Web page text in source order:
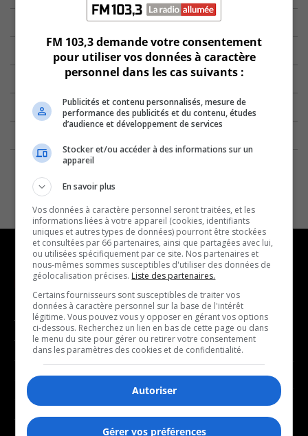
NOUVELLES
- Affaires municipales
- Communauté / Social
- Culture
- Économie
- Éducation
- Environnement
MUSIQUE
- Décompte franco
- Joué récemment
BALADOS
- Art de vivre
FM 103,3 demande votre consentement
pour utiliser vos données à caractère
personnel dans les cas suivants :
Publicités et contenu personnalisés, mesure de
performance des publicités et du contenu, études
d’audience et développement de services
Stocker et/ou accéder à des informations sur un
appareil
En savoir plus
Vos données à caractère personnel seront traitées, et les
informations liées à votre appareil (cookies, identifiants
uniques et autres types de données) pourront être stockées
et consultées par 66 partenaires, ainsi que partagées avec lui,
ou utilisées spécifiquement par ce site. Nos partenaires et
nous-mêmes sommes susceptibles d'utiliser des données de
géolocalisation précises. Liste des partenaires.
Certains fournisseurs sont susceptibles de traiter vos
données à caractère personnel sur la base de l'intérêt
légitime. Vous pouvez vous y opposer en gérant vos options
ci-dessous. Recherchez un lien en bas de cette page ou dans
le menu du site pour gérer ou retirer votre consentement
dans les paramètres des cookies et de confidentialité.
Autoriser
Gérer vos préférences